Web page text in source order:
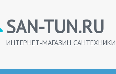
SAN-TUN.RU
ИНТЕРНЕТ-МАГАЗИН САНТЕХНИКИ